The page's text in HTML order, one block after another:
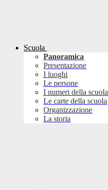
Scuola
Panoramica
Presentazione
I luoghi
Le persone
I numeri della scuola
Le carte della scuola
Organizzazione
La storia